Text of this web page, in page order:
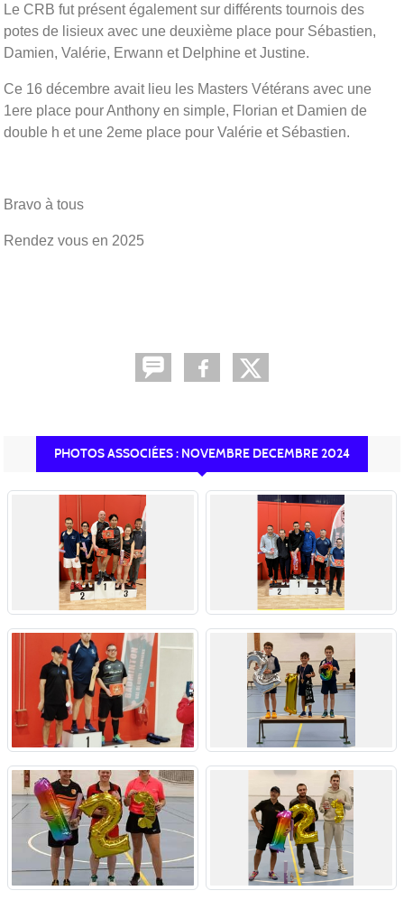
Le CRB fut présent également sur différents tournois des
potes de lisieux avec une deuxième place pour Sébastien,
Damien, Valérie, Erwann et Delphine et Justine.
Ce 16 décembre avait lieu les Masters Vétérans avec une
1ere place pour Anthony en simple, Florian et Damien de
double h et une 2eme place pour Valérie et Sébastien.
Bravo à tous
Rendez vous en 2025
PHOTOS ASSOCIÉES : NOVEMBRE DECEMBRE 2024